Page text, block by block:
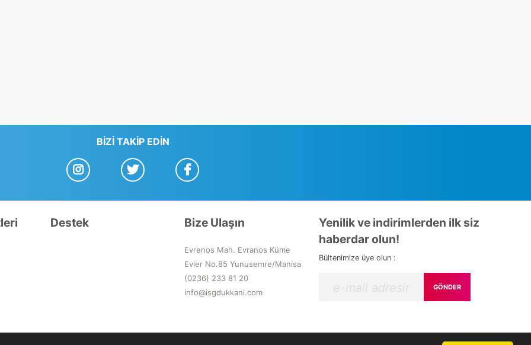
BIZI TAKIP EDIN
Destek Bize Ulaşın
Evrenos Mah. Evranos Küme
Evler No.85 Yunusemre/Manisa
(0236) 233 81 20
info@isgdukkani.com
Yenilik ve indirimlerden ilk siz
haberdar olun!
Bültenimize üye olun :
GÖNDER